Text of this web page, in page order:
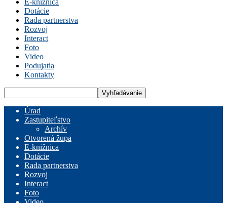
E-knižnica
Dotácie
Rada partnerstva
Rozvoj
Interact
Foto
Video
Podujatia
Kontakty
Úrad
Zastupiteľstvo
Archív
Otvorená župa
E-knižnica
Dotácie
Rada partnerstva
Rozvoj
Interact
Foto